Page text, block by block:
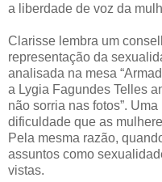
a liberdade de voz da
Clarisse lembra um
representação da
analisada na mesa
a Lygia Fagundes Telles
não sorria nas fotos”.
dificuldade que as
Pela mesma razão,
assuntos como
vistas.